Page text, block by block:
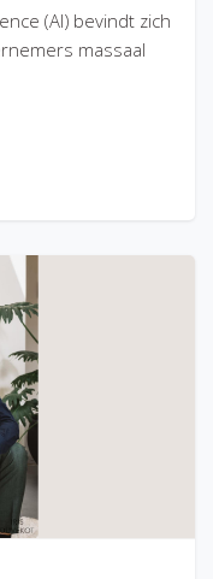
(AI) bevindt zich
massaal